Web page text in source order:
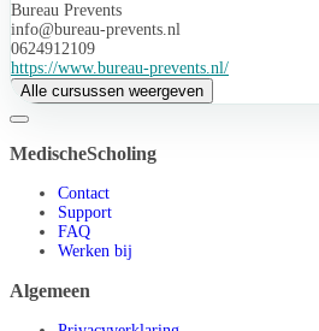
Bureau Prevents
info@bureau-prevents.nl
0624912109
https://www.bureau-prevents.nl/
Alle cursussen weergeven
MedischeScholing
Contact
Support
FAQ
Werken bij
Algemeen